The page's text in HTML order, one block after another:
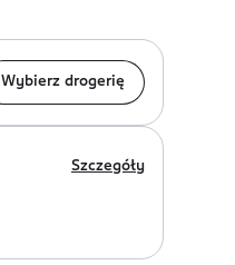
Wybierz drogerię
Szczegóły